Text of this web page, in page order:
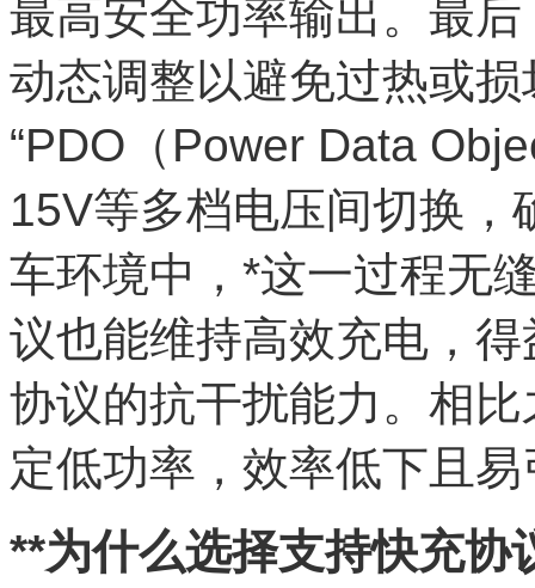
最高安全功率输出。最
动态调整以避免过热或
“PDO（Power Data
15V等多档电压间切换
车环境中，*这一过程无
议也能维持高效充电，
协议的抗干扰能力。相
定低功率，效率低下且
**为什么选择支持快充协